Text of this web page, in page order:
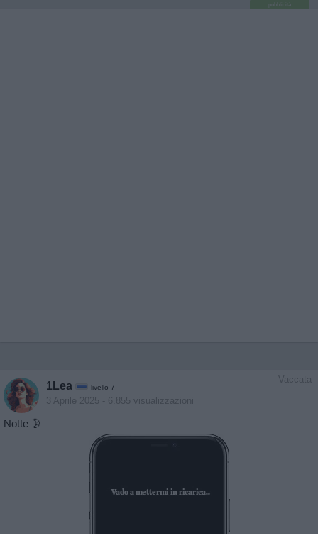
pubblicità
Vaccata
1Lea livello 7
3 Aprile 2025 - 6.855 visualizzazioni
Notte 🌛